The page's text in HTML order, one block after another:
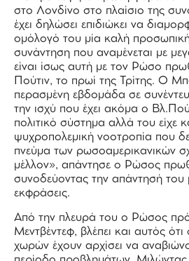
στο Λονδίνο στο πλαίσιο της
έχει δηλώσει επιδιώκει να
ομόλογό του μία καλή
συνάντηση που αναμένεται με
είναι ίσως αυτή με τον Ρώσο
Πούτιν, το πρωί της Τρίτης. Ο
περασμένη εβδομάδα σε
την ισχύ που έχει ακόμα ο
πολιτικό σύστημα αλλά του είχε
ψυχροπολεμική νοοτροπία που
πνεύμα των ρωσοαμερικανικών
μέλλον», απάντησε ο Ρώσος
συνοδεύοντας την απάντησή του
εκφράσεις.
Από την πλευρά του ο Ρώσος
Μεντβέντεφ, βλέπει και αυτός
χωρών έχουν αρχίσει να